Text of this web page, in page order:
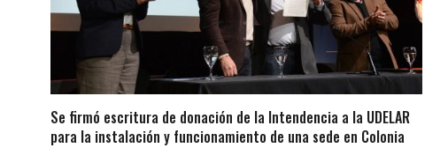
Se firmó escritura de donación de la Intendencia a la UDELAR
para la instalación y funcionamiento de una sede en Colonia